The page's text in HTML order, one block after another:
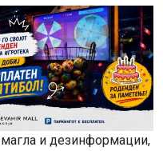
и дезинформации,